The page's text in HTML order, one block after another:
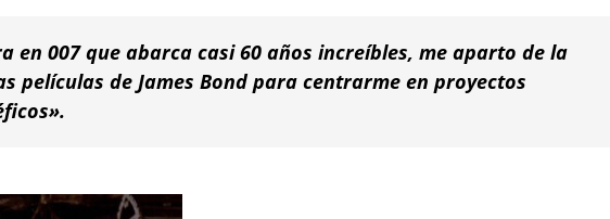
en 007 que abarca casi 60 años increíbles, me aparto de la
películas de James Bond para centrarme en proyectos